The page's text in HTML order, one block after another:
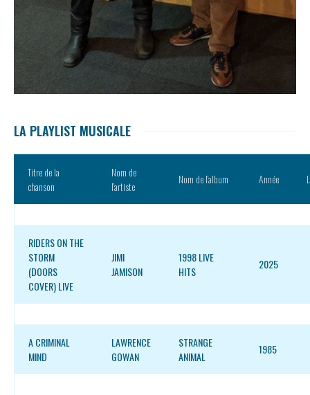
LA PLAYLIST MUSICALE
Titre de la
chanson
Nom de
l’artiste
Nom de l’album Année
RIDERS ON THE
STORM
(DOORS
COVER) LIVE
JIMI
JAMISON
1998 LIVE
HITS
2025
A CRIMINAL
MIND
LAWRENCE
GOWAN
STRANGE
ANIMAL
1985